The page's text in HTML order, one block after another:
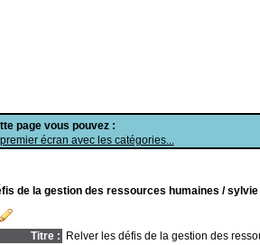
page vous pouvez :
écran avec les catégories...
de la gestion des ressources humaines / sylvie
Titre :
Relver les défis de la gestion des